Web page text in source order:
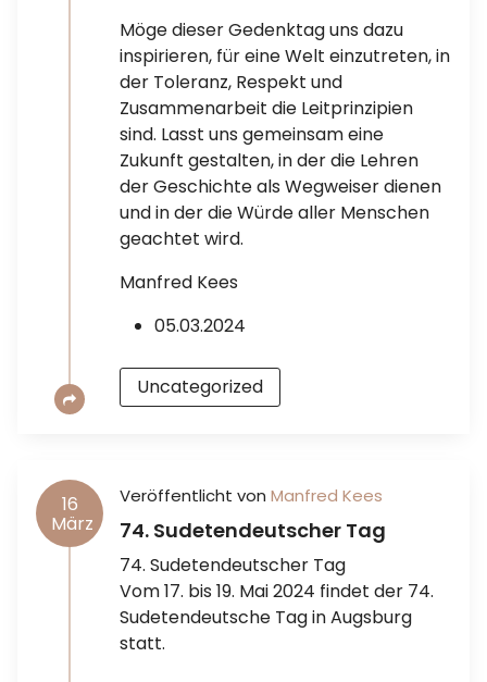
Möge dieser Gedenktag uns dazu
inspirieren, für eine Welt einzutreten, in
der Toleranz, Respekt und
Zusammenarbeit die Leitprinzipien
sind. Lasst uns gemeinsam eine
Zukunft gestalten, in der die Lehren
der Geschichte als Wegweiser dienen
und in der die Würde aller Menschen
geachtet wird.
Manfred Kees
05.03.2024
Uncategorized
16
März
Veröffentlicht von Manfred Kees
74. Sudetendeutscher Tag
74. Sudetendeutscher Tag
Vom 17. bis 19. Mai 2024 findet der 74.
Sudetendeutsche Tag in Augsburg
statt.